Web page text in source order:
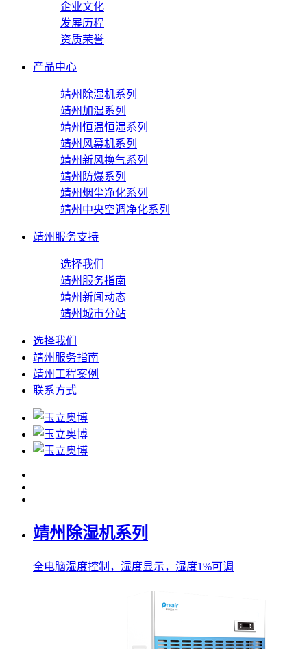
企业文化
发展历程
资质荣誉
产品中心
靖州除湿机系列
靖州加湿系列
靖州恒温恒湿系列
靖州风幕机系列
靖州新风换气系列
靖州防爆系列
靖州烟尘净化系列
靖州中央空调净化系列
靖州服务支持
选择我们
靖州服务指南
靖州新闻动态
靖州城市分站
选择我们
靖州服务指南
靖州工程案例
联系方式
靖州除湿机系列
全电脑湿度控制，湿度显示，湿度1%可调